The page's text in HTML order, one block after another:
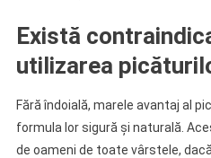
Există
utilizarea
Fără îndoială, marele avantaj al
formula lor sigură și naturală.
de oameni de toate vârstele,